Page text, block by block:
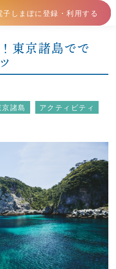
子しまぽに登録・利用する
東京諸島でで
京諸島
アクティビティ